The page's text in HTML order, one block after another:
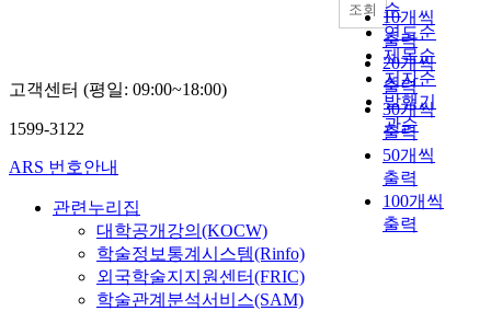
순
연도순
제목순
저자순
발행기
관순
10개씩
출력
20개씩
출력
30개씩
출력
50개씩
출력
100개씩
출력
조회
고객센터 (평일: 09:00~18:00)
1599-3122
ARS 번호안내
관련누리집
대학공개강의(KOCW)
학술정보통계시스템(Rinfo)
외국학술지지원센터(FRIC)
학술관계분석서비스(SAM)